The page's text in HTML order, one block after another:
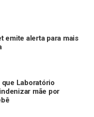
emite alerta para mais
Laboratório
mãe por